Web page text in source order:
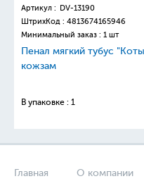
Артикул : DV-13190
ШтрихКод : 4813674165946
Минимальный заказ : 1 шт
Пенал мягкий тубус
кожзам
В упаковке : 1
Главная О компании